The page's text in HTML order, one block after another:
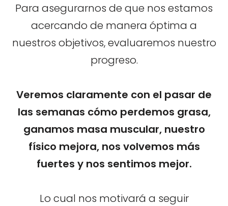
Para asegurarnos de que nos estamos
acercando de manera óptima a
nuestros objetivos, evaluaremos nuestro
progreso.
Veremos claramente con el pasar de
las semanas cómo perdemos grasa,
ganamos masa muscular, nuestro
físico mejora, nos volvemos más
fuertes y nos sentimos mejor.
Lo cual nos motivará a seguir